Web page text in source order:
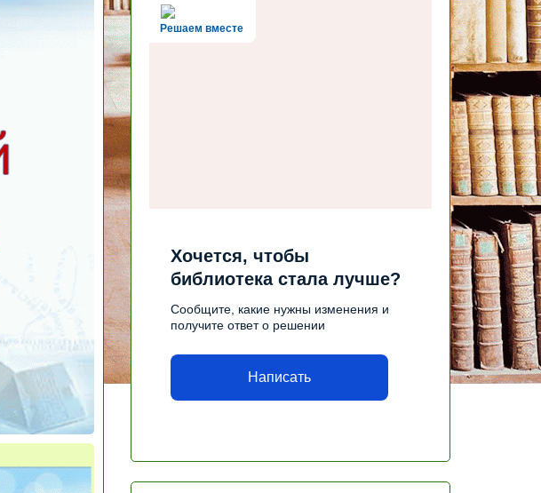
Решаем вместе
Хочется, чтобы
библиотека стала лучше?
Сообщите, какие нужны изменения и
получите ответ о решении
Написать